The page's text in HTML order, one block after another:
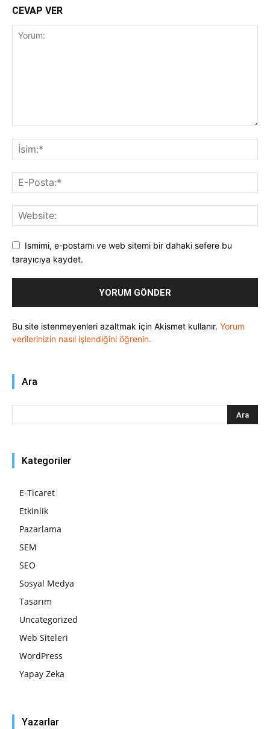
CEVAP VER
Ismimi, e-postamı ve web sitemi bir dahaki sefere bu
tarayıcıya kaydet.
Bu site istenmeyenleri azaltmak için Akismet kullanır. Yorum
verilerinizin nasıl işlendiğini öğrenin.
Ara
Kategoriler
E-Ticaret
Etkinlik
Pazarlama
SEM
SEO
Sosyal Medya
Tasarım
Uncategorized
Web Siteleri
WordPress
Yapay Zeka
Yazarlar